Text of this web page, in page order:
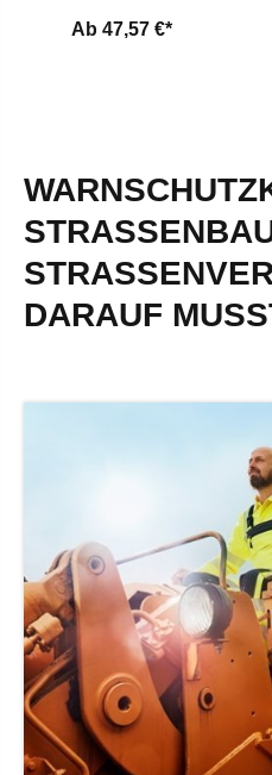
Ab 47,57 €*
STRASSENBAU
RAUF MUSST